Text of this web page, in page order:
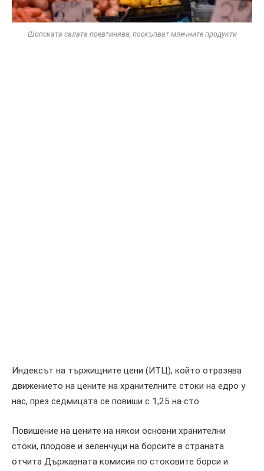
Шопската салата поевтинява, поскъпват млечните продукти
Индексът на тържищните цени (ИТЦ), който отразява
движението на цените на хранителните стоки на едро у
нас, през седмицата се повиши с 1,25 на сто
Повишение на цените на някои основни хранителни
стоки, плодове и зеленчуци на борсите в страната
отчита Държавната комисия по стоковите борси и